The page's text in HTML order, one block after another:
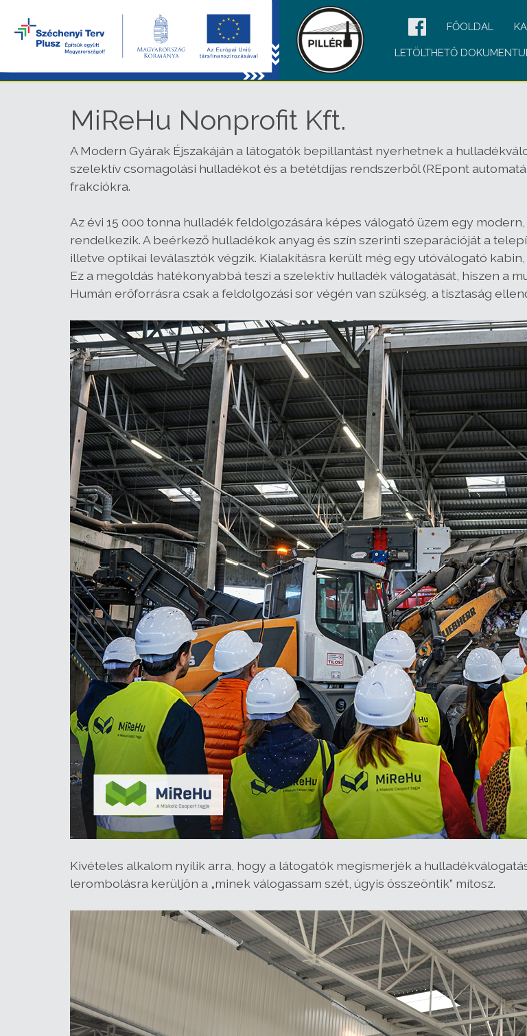
FŐOLDAL
LETÖLTHETŐ
MiReHu Nonprofit Kft.
A Modern Gyárak Éjszakáján a látogatók bepillantást nyerhetnek a
szelektív csomagolási hulladékot és a betétdíjas rendszerből (REpont
frakciókra.
Az évi 15 000 tonna hulladék feldolgozására képes válogató üzem egy
rendelkezik. A beérkező hulladékok anyag és szín szerinti szeparációját a
illetve optikai leválasztók végzik. Kialakításra került még egy utóválogató
Ez a megoldás hatékonyabbá teszi a szelektív hulladék válogatását, hiszen a
Humán erőforrásra csak a feldolgozási sor végén van szükség, a tisztaság
Kivételes alkalom nyílik arra, hogy a látogatók megismerjék a
lerombolásra kerüljön a „minek válogassam szét, úgyis összeöntik” mítosz.